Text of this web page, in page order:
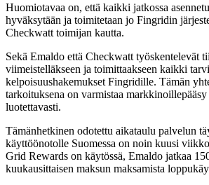
Huomiotavaa on, että kaikki jatkossa
hyväksytään ja toimitetaan jo Fingridin
Checkwatt toimijan kautta.
Sekä Emaldo että Checkwatt työskentelevät
viimeistelläkseen ja toimittaakseen kaikki
kelpoisuushakemukset Fingridille. Tämän
tarkoituksena on varmistaa markkinoillepääsy
luotettavasti.
Tämänhetkinen odotettu aikataulu palvelun
käyttöönotolle Suomessa on noin kuusi
Grid Rewards on käytössä, Emaldo jatkaa
kuukausittaisen maksun maksamista